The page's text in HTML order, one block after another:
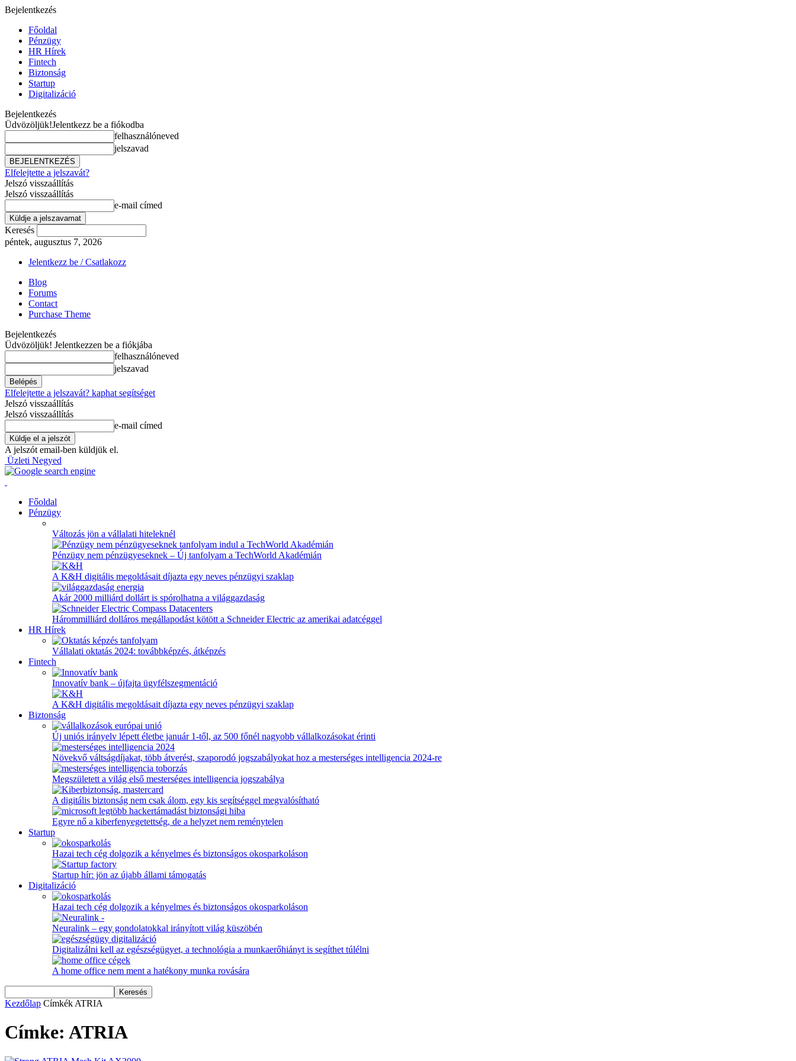
Bejelentkezés
Főoldal
Pénzügy
HR Hírek
Fintech
Biztonság
Startup
Digitalizáció
Bejelentkezés
Üdvözöljük!Jelentkezz be a fiókodba
felhasználóneved
jelszavad
Elfelejtette a jelszavát?
Jelszó visszaállítás
Jelszó visszaállítás
e-mail címed
Keresés
péntek, augusztus 7, 2026
Jelentkezz be / Csatlakozz
Blog
Forums
Contact
Purchase Theme
Bejelentkezés
Üdvözöljük! Jelentkezzen be a fiókjába
felhasználóneved
jelszavad
Elfelejtette a jelszavát? kaphat segítséget
Jelszó visszaállítás
Jelszó visszaállítás
e-mail címed
A jelszót email-ben küldjük el.
Üzleti Negyed
Főoldal
Pénzügy
Változás jön a vállalati hiteleknél
Pénzügy nem pénzügyeseknek – Új tanfolyam a TechWorld Akadémián
A K&H digitális megoldásait díjazta egy neves pénzügyi szaklap
Akár 2000 milliárd dollárt is spórolhatna a világgazdaság
Hárommilliárd dolláros megállapodást kötött a Schneider Electric az amerikai adatcéggel
HR Hírek
Vállalati oktatás 2024: továbbképzés, átképzés
Fintech
Innovatív bank – újfajta ügyfélszegmentáció
A K&H digitális megoldásait díjazta egy neves pénzügyi szaklap
Biztonság
Új uniós irányelv lépett életbe január 1-től, az 500 főnél nagyobb vállalkozásokat érinti
Növekvő váltságdíjakat, több átverést, szaporodó jogszabályokat hoz a mesterséges intelligencia 2024-re
Megszületett a világ első mesterséges intelligencia jogszabálya
A digitális biztonság nem csak álom, egy kis segítséggel megvalósítható
Egyre nő a kiberfenyegetettség, de a helyzet nem reménytelen
Startup
Hazai tech cég dolgozik a kényelmes és biztonságos okosparkoláson
Startup hír: jön az újabb állami támogatás
Digitalizáció
Hazai tech cég dolgozik a kényelmes és biztonságos okosparkoláson
Neuralink – egy gondolatokkal irányított világ küszöbén
Digitalizálni kell az egészségügyet, a technológia a munkaerőhiányt is segíthet túlélni
A home office nem ment a hatékony munka rovására
Kezdőlap Címkék ATRIA
Címke: ATRIA